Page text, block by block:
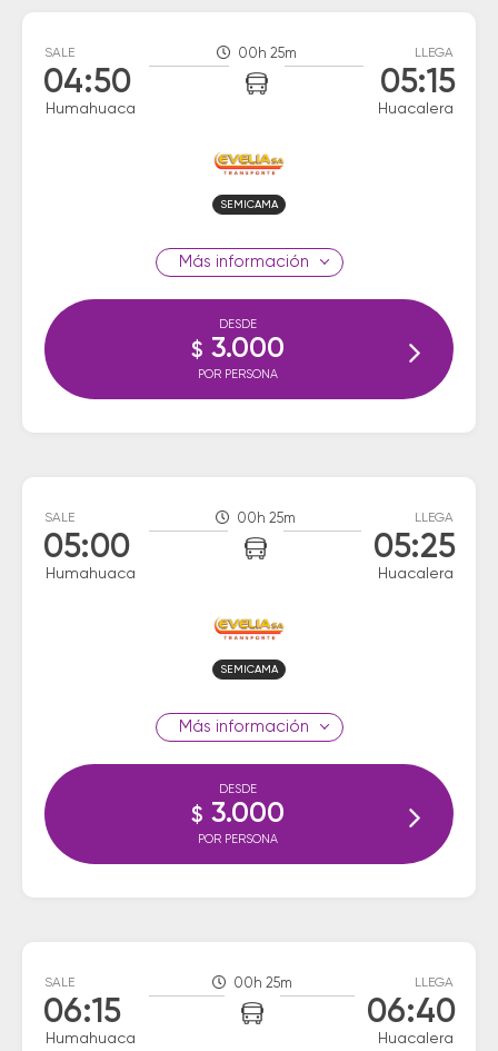
SALE
04:50
Humahuaca
00h 25m LLEGA
05:15
Huacalera
SEMICAMA
información
DESDE
$ 3.000
POR PERSONA
SALE
05:00
Humahuaca
00h 25m LLEGA
05:25
Huacalera
SEMICAMA
información
DESDE
$ 3.000
POR PERSONA
SALE
06:15
Humahuaca
00h 25m LLEGA
06:40
Huacalera